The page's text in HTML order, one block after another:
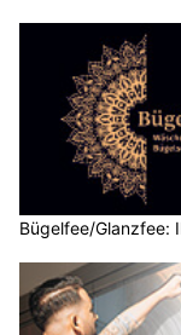
Bügelfee/Glanzfee: